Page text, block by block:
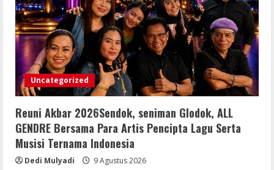
3
Kebenaran
8 Agustus 2026
4
KLARIFIKASI DAN EDUKASI
PUBLIKInformasi yang Belum
Terverifikasi Tidak Dapat Dijadikan
Kebenaran
8 Agustus 2026
Menanggapi Berita Media Ruang
Investigasi, LSM-KCBI Sumsel Desak
Tindakan Tegas: Kartu BPNT Warga
Efendi Ditahan Sejak 2021, Siapa yang
Uncategorized
Reuni Akbar 2026Sendok, seniman Glodok, ALL
GENDRE Bersama Para Artis Pencipta Lagu Serta
Musisi Ternama Indonesia
Dedi Mulyadi 9 Agustus 2026